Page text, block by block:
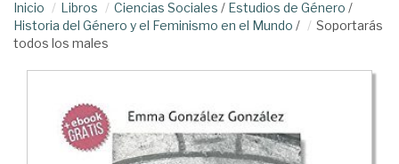
Inicio Libros Ciencias Sociales / Estudios de Género /
Historia del Género y el Feminismo en el Mundo /
Soportarás
todos los males